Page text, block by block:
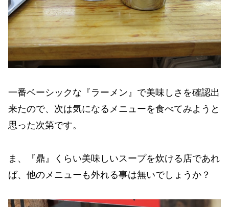
一番ベーシックな『ラーメン』で美味しさを確認出
来たので、次は気になるメニューを食べてみようと
思った次第です。
ま、『鼎』くらい美味しいスープを炊ける店であれ
ば、他のメニューも外れる事は無いでしょうか？